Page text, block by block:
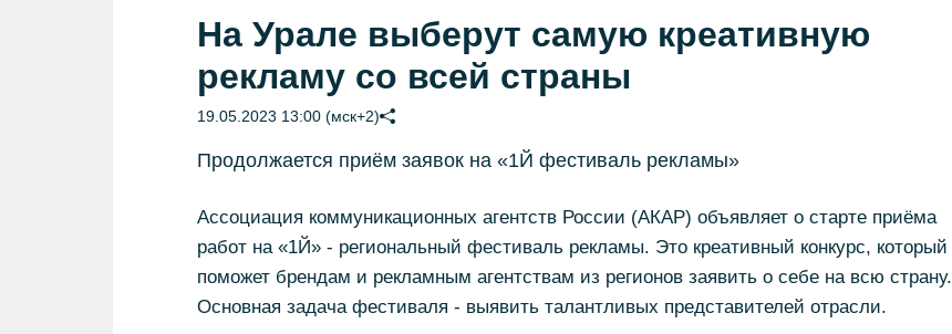
На Урале выберут самую креативную
рекламу со всей страны
19.05.2023 13:00 (мск+2)
Продолжается приём заявок на «1Й фестиваль рекламы»
Ассоциация коммуникационных агентств России (АКАР) объявляет о старте приёма
работ на «1Й» - региональный фестиваль рекламы. Это креативный конкурс, который
поможет брендам и рекламным агентствам из регионов заявить о себе на всю страну.
Основная задача фестиваля - выявить талантливых представителей отрасли.